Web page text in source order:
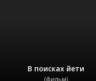
В поисках йети
(фильм)